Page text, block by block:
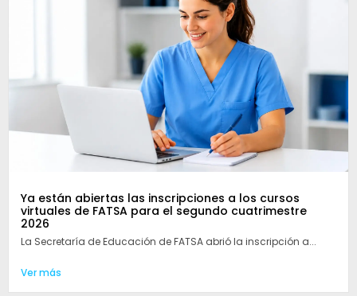
Ya están abiertas las inscripciones a los cursos
virtuales de FATSA para el segundo cuatrimestre
2026
La Secretaría de Educación de FATSA abrió la inscripción a...
Ver más